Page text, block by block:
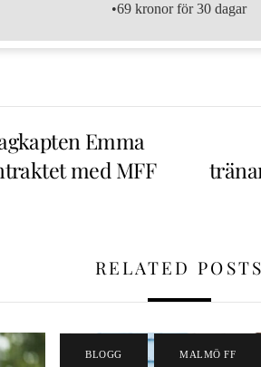
•69 kronor för 30 dagar
Emma
med MFF
RELATED POSTS
BLOGG MALMÖ FF